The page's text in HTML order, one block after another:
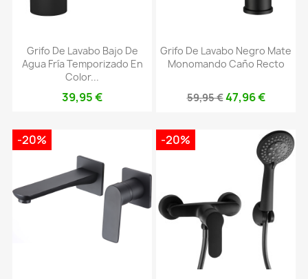
Grifo De Lavabo Bajo De
Agua Fría Temporizado En
Color...
39,95 €
Grifo De Lavabo Negro Mate
Monomando Caño Recto
59,95 €47,96 €
-20% -20%